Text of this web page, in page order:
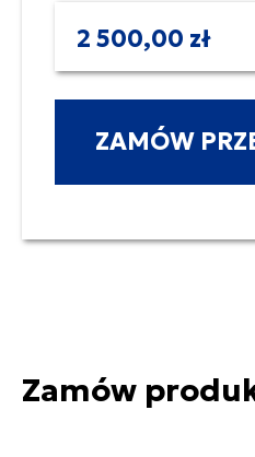
2 500,00 zł
ZAMÓW
Zamów